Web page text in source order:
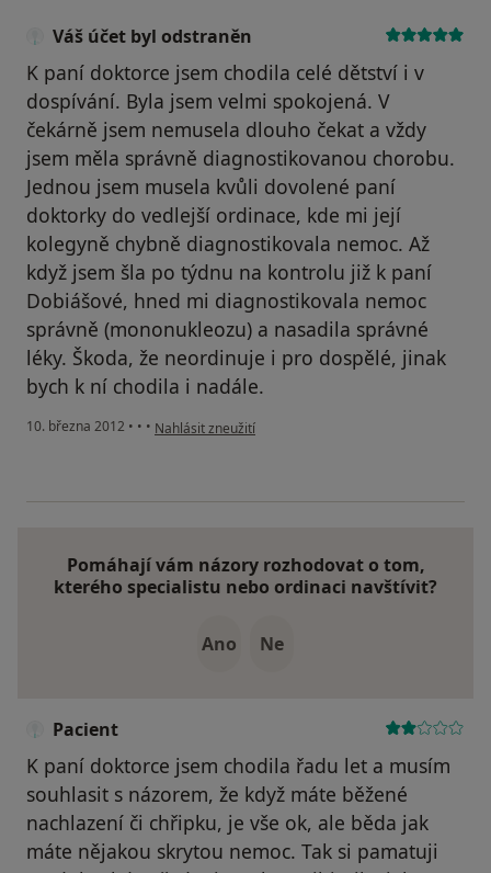
Váš účet byl odstraněn
K paní doktorce jsem chodila celé dětství i v
dospívání. Byla jsem velmi spokojená. V
čekárně jsem nemusela dlouho čekat a vždy
jsem měla správně diagnostikovanou chorobu.
Jednou jsem musela kvůli dovolené paní
doktorky do vedlejší ordinace, kde mi její
kolegyně chybně diagnostikovala nemoc. Až
když jsem šla po týdnu na kontrolu již k paní
Dobiášové, hned mi diagnostikovala nemoc
správně (mononukleozu) a nasadila správné
léky. Škoda, že neordinuje i pro dospělé, jinak
bych k ní chodila i nadále.
10. března 2012 • • • podle názoru uživatele Váš účet byl odstraněn
Nahlásit zneužití
Pomáhají vám názory rozhodovat o tom,
kterého specialistu nebo ordinaci navštívit?
Ano Ne
Pacient
K paní doktorce jsem chodila řadu let a musím
souhlasit s názorem, že když máte běžené
nachlazení či chřipku, je vše ok, ale běda jak
máte nějakou skrytou nemoc. Tak si pamatuji